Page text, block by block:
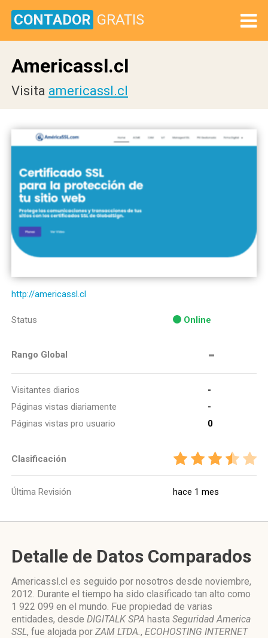
CONTADOR GRATIS
Americassl.cl
Visita americassl.cl
http://americassl.cl
Status Online
Rango Global -
Visitantes diarios
-
Páginas vistas diariamente
-
Páginas vistas pro usuario
0
Clasificación
Última Revisión hace 1 mes
Detalle de Datos Comparados
Americassl.cl es seguido por nosotros desde noviembre,
2012. Durante el tiempo ha sido clasificado tan alto como
1 922 099 en el mundo. Fue propiedad de varias
entidades, desde DIGITALK SPA hasta Seguridad America
SSL, fue alojada por ZAM LTDA., ECOHOSTING INTERNET